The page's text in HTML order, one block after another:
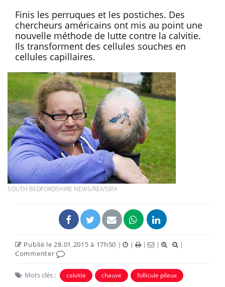
Finis les perruques et les postiches. Des
chercheurs américains ont mis au point une
nouvelle méthode de lutte contre la calvitie.
Ils transforment des cellules souches en
cellules capillaires.
SOUTH BEDFORDSHIRE NEWS/REX/SIPA
Publié le 28.01.2015 à 17h50 | | | |
|
Commenter
Mots clés : calvitie chauve follicule pileux